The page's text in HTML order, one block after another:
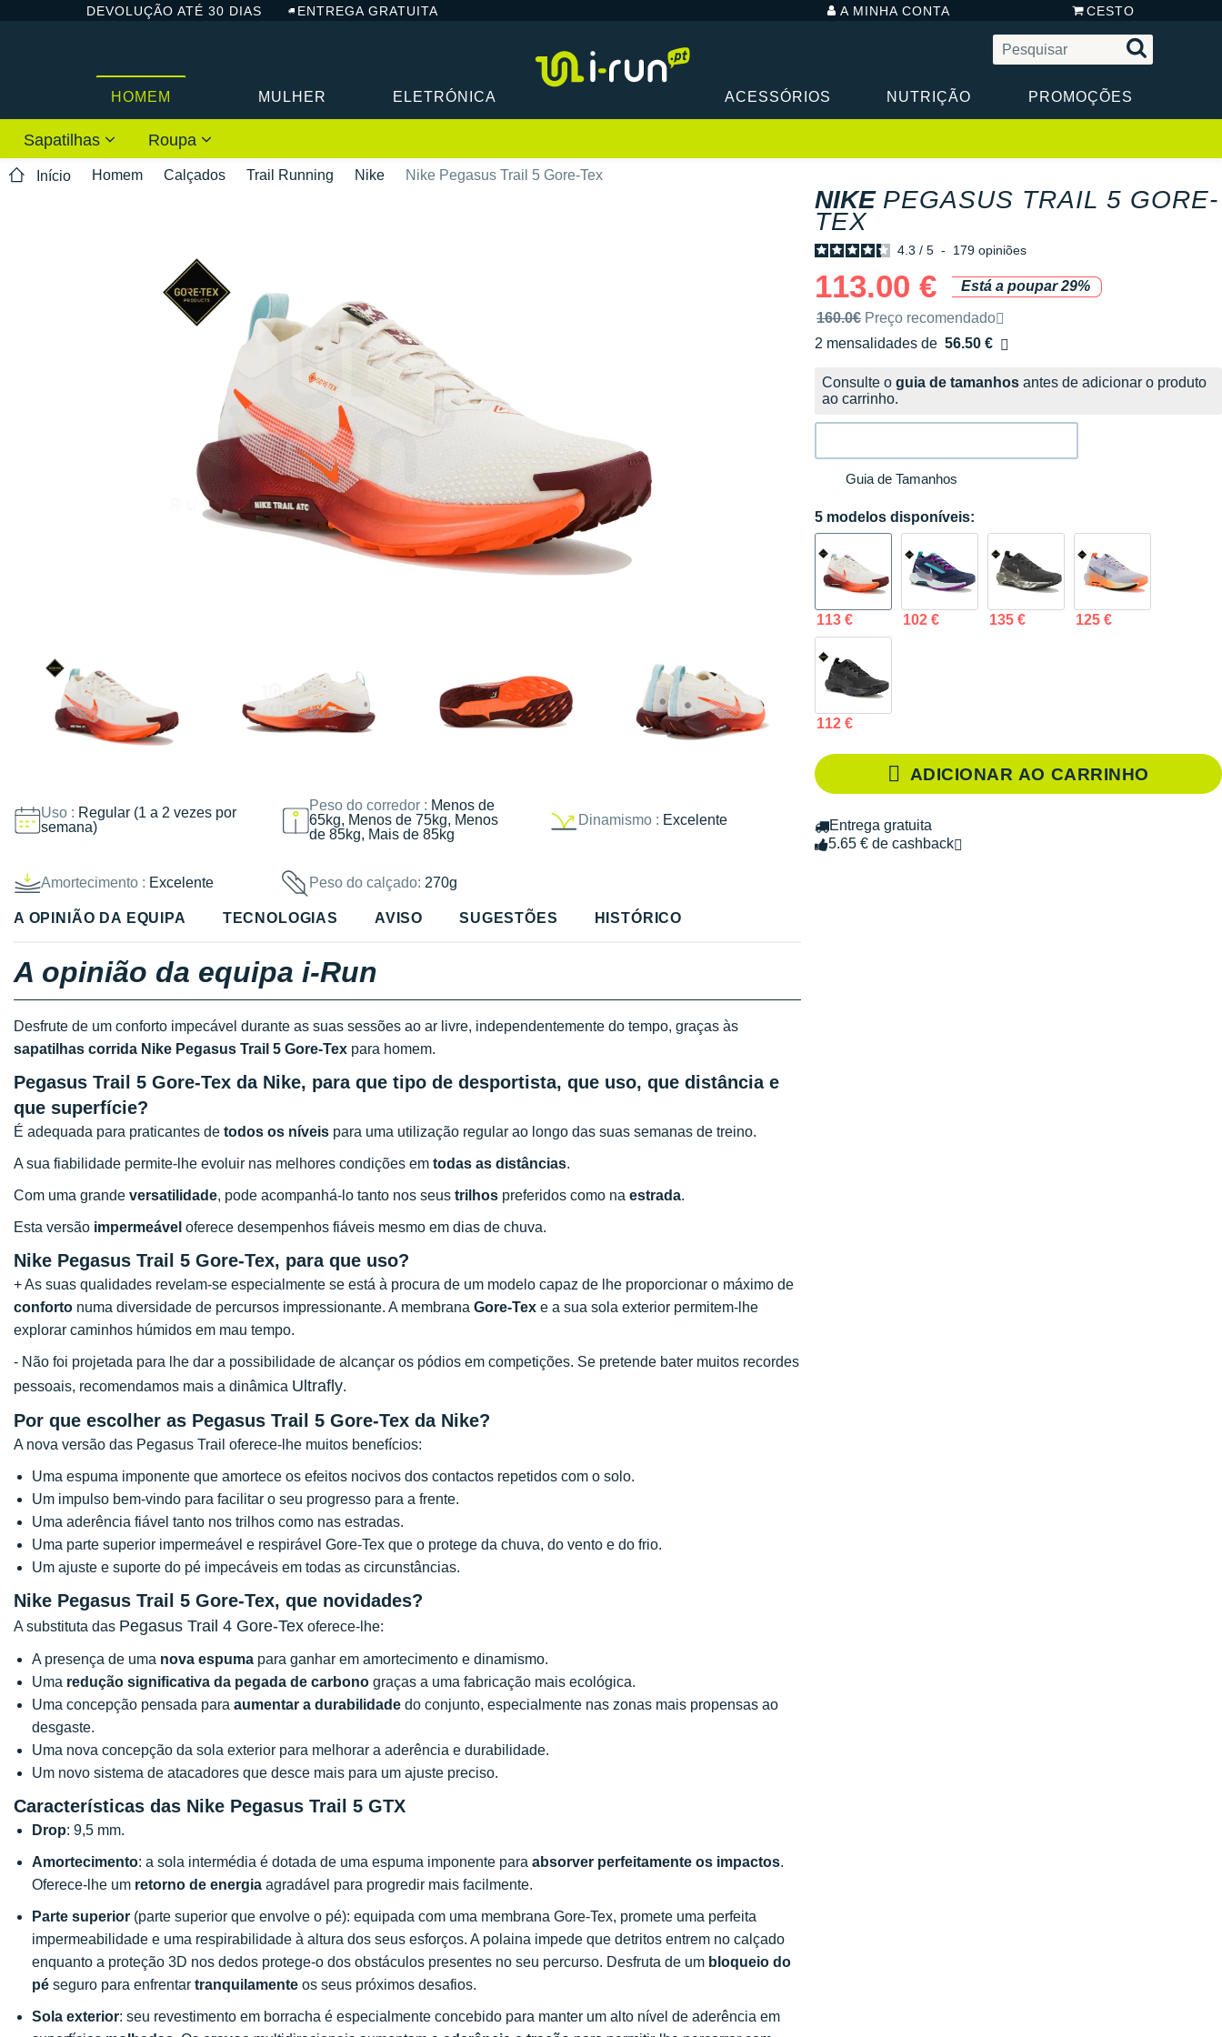
DEVOLUÇÃO ATÉ 30 DIAS ENTREGA GRATUITA A MINHA CONTA CESTO
HOMEM MULHER ELETRÓNICA ACESSÓRIOS NUTRIÇÃO PROMOÇÕES
Sapatilhas Roupa
Início Homem Calçados Trail Running Nike Nike Pegasus Trail 5 Gore-Tex
Uso : Regular (1 a 2 vezes por
semana)
Peso do corredor : Menos de
65kg, Menos de 75kg, Menos
de 85kg, Mais de 85kg
Dinamismo : Excelente
Amortecimento : Excelente Peso do calçado: 270g
NIKE PEGASUS TRAIL 5 GORE-
TEX
4.3 / 5 - 179 opiniões
113.00 €
Está a poupar 29%
Preço de venda recomendado pela marca
160.0€ Preço recomendado
2 mensalidades de 56.50 €
sem custos
Consulte o guia de tamanhos antes de adicionar o produto
ao carrinho.
Guia de Tamanhos
5 modelos disponíveis:
113 € 102 € 135 € 125 €
112 €
ADICIONAR AO CARRINHO
Entrega gratuita
5.65 € de cashback
A OPINIÃO DA EQUIPA TECNOLOGIAS AVISO SUGESTÕES HISTÓRICO
A opinião da equipa i-Run
Desfrute de um conforto impecável durante as suas sessões ao ar livre, independentemente do tempo, graças às
sapatilhas corrida Nike Pegasus Trail 5 Gore-Tex para homem.
Pegasus Trail 5 Gore-Tex da Nike, para que tipo de desportista, que uso, que distância e
que superfície?
É adequada para praticantes de todos os níveis para uma utilização regular ao longo das suas semanas de treino.
A sua fiabilidade permite-lhe evoluir nas melhores condições em todas as distâncias.
Com uma grande versatilidade, pode acompanhá-lo tanto nos seus trilhos preferidos como na estrada.
Esta versão impermeável oferece desempenhos fiáveis mesmo em dias de chuva.
Nike Pegasus Trail 5 Gore-Tex, para que uso?
+ As suas qualidades revelam-se especialmente se está à procura de um modelo capaz de lhe proporcionar o máximo de
conforto numa diversidade de percursos impressionante. A membrana Gore-Tex e a sua sola exterior permitem-lhe
explorar caminhos húmidos em mau tempo.
- Não foi projetada para lhe dar a possibilidade de alcançar os pódios em competições. Se pretende bater muitos recordes
pessoais, recomendamos mais a dinâmica Ultrafly.
Por que escolher as Pegasus Trail 5 Gore-Tex da Nike?
A nova versão das Pegasus Trail oferece-lhe muitos benefícios:
Uma espuma imponente que amortece os efeitos nocivos dos contactos repetidos com o solo.
Um impulso bem-vindo para facilitar o seu progresso para a frente.
Uma aderência fiável tanto nos trilhos como nas estradas.
Uma parte superior impermeável e respirável Gore-Tex que o protege da chuva, do vento e do frio.
Um ajuste e suporte do pé impecáveis em todas as circunstâncias.
Nike Pegasus Trail 5 Gore-Tex, que novidades?
A substituta das Pegasus Trail 4 Gore-Tex oferece-lhe:
A presença de uma nova espuma para ganhar em amortecimento e dinamismo.
Uma redução significativa da pegada de carbono graças a uma fabricação mais ecológica.
Uma concepção pensada para aumentar a durabilidade do conjunto, especialmente nas zonas mais propensas ao
desgaste.
Uma nova concepção da sola exterior para melhorar a aderência e durabilidade.
Um novo sistema de atacadores que desce mais para um ajuste preciso.
Características das Nike Pegasus Trail 5 GTX
Drop: 9,5 mm.
Amortecimento: a sola intermédia é dotada de uma espuma imponente para absorver perfeitamente os impactos.
Oferece-lhe um retorno de energia agradável para progredir mais facilmente.
Parte superior (parte superior que envolve o pé): equipada com uma membrana Gore-Tex, promete uma perfeita
impermeabilidade e uma respirabilidade à altura dos seus esforços. A polaina impede que detritos entrem no calçado
enquanto a proteção 3D nos dedos protege-o dos obstáculos presentes no seu percurso. Desfruta de um bloqueio do
pé seguro para enfrentar tranquilamente os seus próximos desafios.
Sola exterior: seu revestimento em borracha é especialmente concebido para manter um alto nível de aderência em